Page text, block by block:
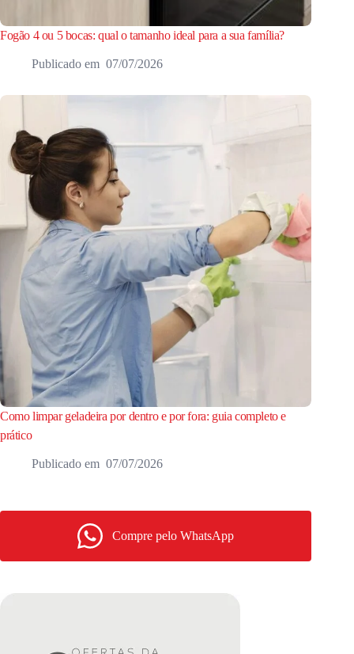
Fogão 4 ou 5 bocas: qual o tamanho ideal para a sua família?
07/07/2026
Como limpar geladeira por dentro e por fora: guia completo e
prático
07/07/2026
Compre pelo WhatsApp